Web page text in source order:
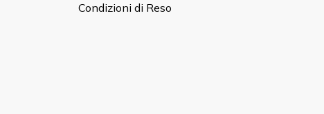
Condizioni di Reso